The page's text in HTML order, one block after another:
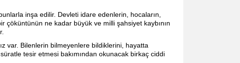
inşa edilir. Devleti idare edenlerin, hocaların,
çöküntünün ne kadar büyük ve milli şahsiyet kaybının
var. Bilenlerin bilmeyenlere bildiklerini, hayatta
tesir etmesi bakımından okunacak birkaç ciddi